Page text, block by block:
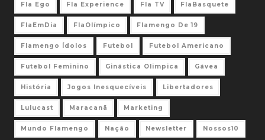
Fla Ego Fla Experience Fla TV FlaBasquete
FlaEmDia FlaOlímpico Flamengo De 19
Flamengo Ídolos Futebol Futebol Americano
Futebol Feminino Ginástica Olimpica Gávea
História Jogos Inesquecíveis Libertadores
Lulucast Maracanã Marketing
Mundo Flamengo Nação Newsletter Nossos10